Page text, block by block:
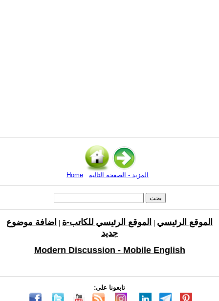
Home المزيد - الصفحة التالية
الموقع الرئيسي الموقع الرئيسي للكاتب-ة
اضافة موضوع
جديد
Modern Discussion - Mobile English
تابعونا على: